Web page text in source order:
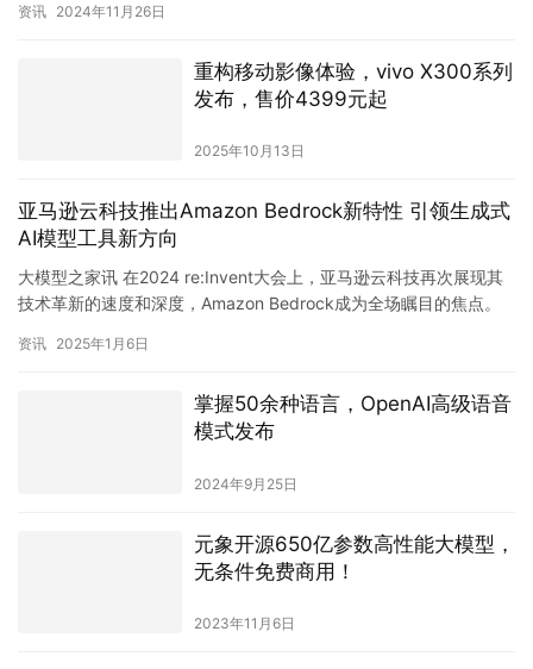
资讯 2024年11月26日
重构移动影像体验，vivo X300系列
发布，售价4399元起
2025年10月13日
亚马逊云科技推出Amazon Bedrock新特性 引领生成式
AI模型工具新方向
大模型之家讯 在2024 re:Invent大会上，亚马逊云科技再次展现其
技术革新的速度和深度，Amazon Bedrock成为全场瞩目的焦点。
资讯 2025年1月6日
掌握50余种语言，OpenAI高级语音
模式发布
2024年9月25日
元象开源650亿参数高性能大模型，
无条件免费商用！
2023年11月6日